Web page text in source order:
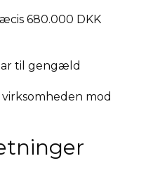
680.000 DKK
til gengæld
mod